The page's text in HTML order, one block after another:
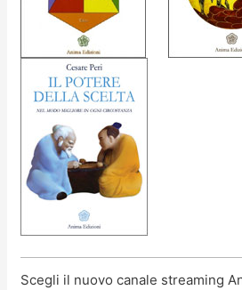
Scegli il nuovo canale streaming